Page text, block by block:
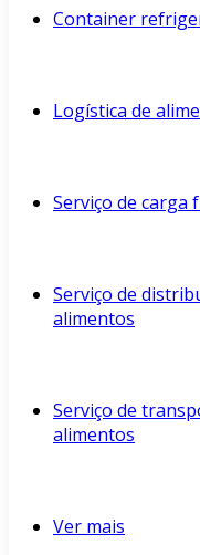
Container
Logística de
Serviço de carga
Serviço de
alimentos
Serviço de
alimentos
Ver mais